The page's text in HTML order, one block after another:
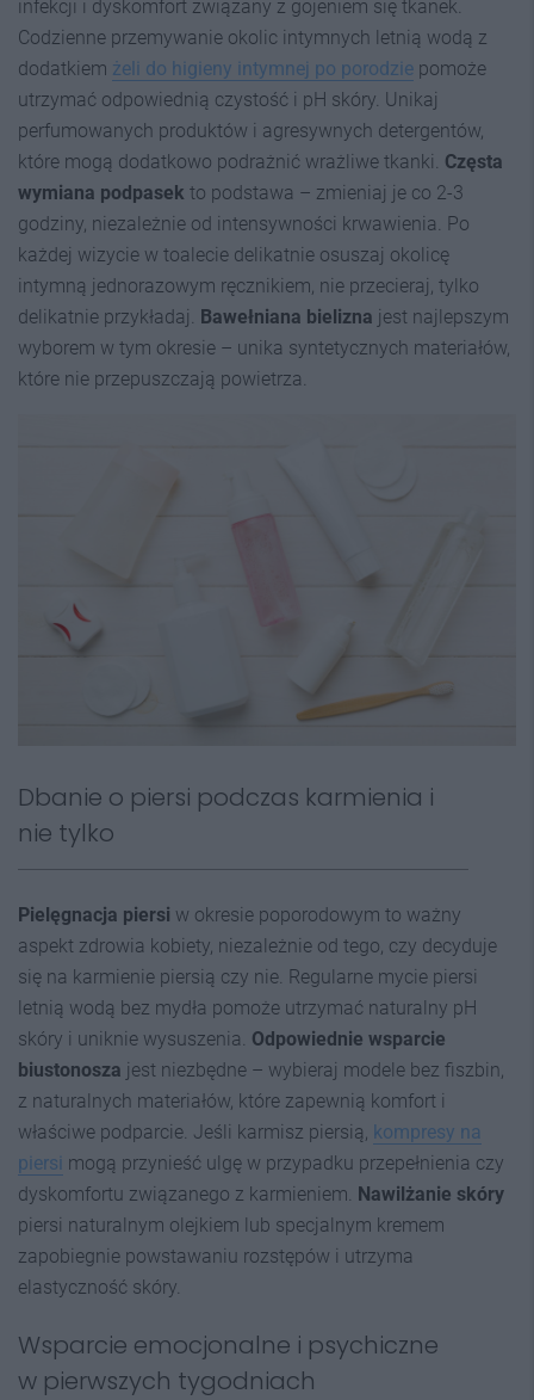
infekcji i dyskomfort związany z gojeniem się tkanek.
Codzienne przemywanie okolic intymnych letnią wodą z
dodatkiem żeli do higieny intymnej po porodzie pomoże
utrzymać odpowiednią czystość i pH skóry. Unikaj
perfumowanych produktów i agresywnych detergentów,
które mogą dodatkowo podrażnić wrażliwe tkanki. Częsta
wymiana podpasek to podstawa – zmieniaj je co 2-3
godziny, niezależnie od intensywności krwawienia. Po
każdej wizycie w toalecie delikatnie osuszaj okolicę
intymną jednorazowym ręcznikiem, nie przecieraj, tylko
delikatnie przykładaj. Bawełniana bielizna jest najlepszym
wyborem w tym okresie – unika syntetycznych materiałów,
które nie przepuszczają powietrza.
Dbanie o piersi podczas karmienia i
nie tylko
Pielęgnacja piersi w okresie poporodowym to ważny
aspekt zdrowia kobiety, niezależnie od tego, czy decyduje
się na karmienie piersią czy nie. Regularne mycie piersi
letnią wodą bez mydła pomoże utrzymać naturalny pH
skóry i uniknie wysuszenia. Odpowiednie wsparcie
biustonosza jest niezbędne – wybieraj modele bez fiszbin,
z naturalnych materiałów, które zapewnią komfort i
właściwe podparcie. Jeśli karmisz piersią, kompresy na
piersi mogą przynieść ulgę w przypadku przepełnienia czy
dyskomfortu związanego z karmieniem. Nawilżanie skóry
piersi naturalnym olejkiem lub specjalnym kremem
zapobiegnie powstawaniu rozstępów i utrzyma
elastyczność skóry.
Wsparcie emocjonalne i psychiczne
w pierwszych tygodniach